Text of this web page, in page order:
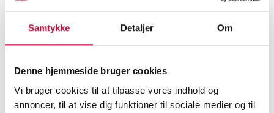
Samtykke Detaljer Om
Denne hjemmeside bruger cookies
Vi bruger cookies til at tilpasse vores indhold og
annoncer, til at vise dig funktioner til sociale medier og til
sammanhanget använder vi den information vi
har om dina tidigare köp för att ge dig
erbjudanden som du tror att vi kanske är
för oss att du inte längre vill ha den här typen
av förfrågningar. Kontakta bara vår kundtjänst